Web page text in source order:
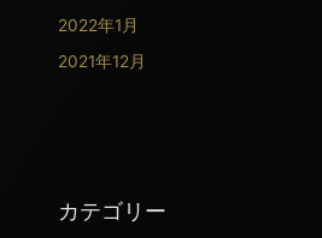
2022年1月
2021年12月
カテゴリー